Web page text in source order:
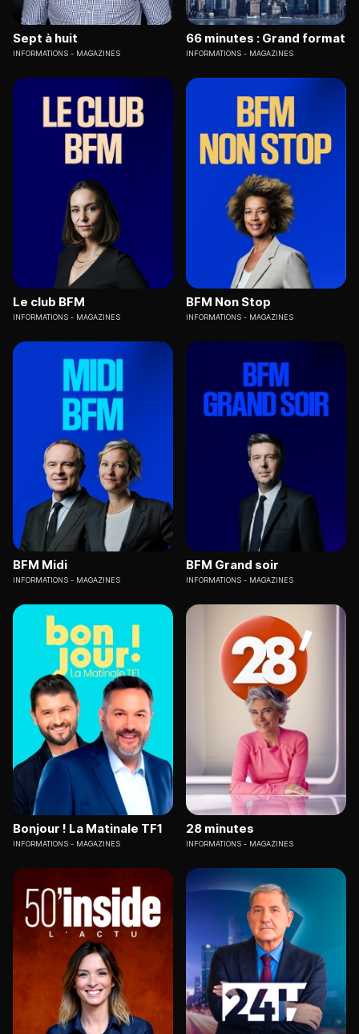
Sept à huit
INFORMATIONS MAGAZINES
66 minutes : Grand format
INFORMATIONS MAGAZINES
Le club BFM
INFORMATIONS MAGAZINES
BFM Non Stop
INFORMATIONS MAGAZINES
BFM Midi
INFORMATIONS MAGAZINES
BFM Grand soir
INFORMATIONS MAGAZINES
Bonjour ! La Matinale TF1
INFORMATIONS MAGAZINES
28 minutes
INFORMATIONS MAGAZINES